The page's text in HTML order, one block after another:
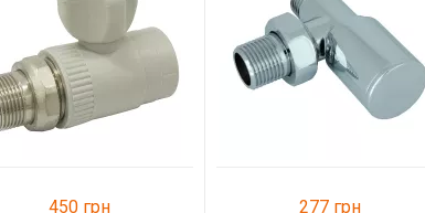
450 грн 277 грн